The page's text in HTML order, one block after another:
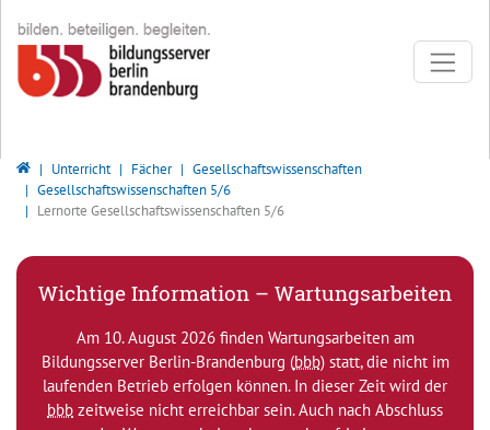
Bildungsserver Berlin - Brandenburg
Unterricht Fächer
Gesellschaftswissenschaften
Gesellschaftswissenschaften 5/6
Lernorte Gesellschaftswissenschaften 5/6
Wichtige Information – Wartungsarbeiten
Am 10. August 2026 finden Wartungsarbeiten am
Bildungsserver Berlin-Brandenburg (bbb) statt, die nicht im
laufenden Betrieb erfolgen können. In dieser Zeit wird der
bbb zeitweise nicht erreichbar sein. Auch nach Abschluss